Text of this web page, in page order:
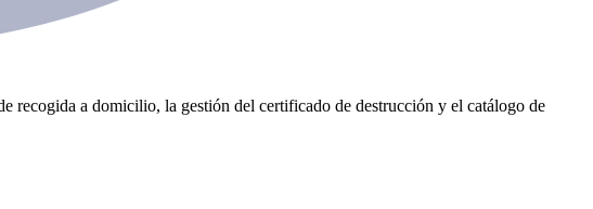
a domicilio, la gestión del certificado de destrucción y el catálogo de